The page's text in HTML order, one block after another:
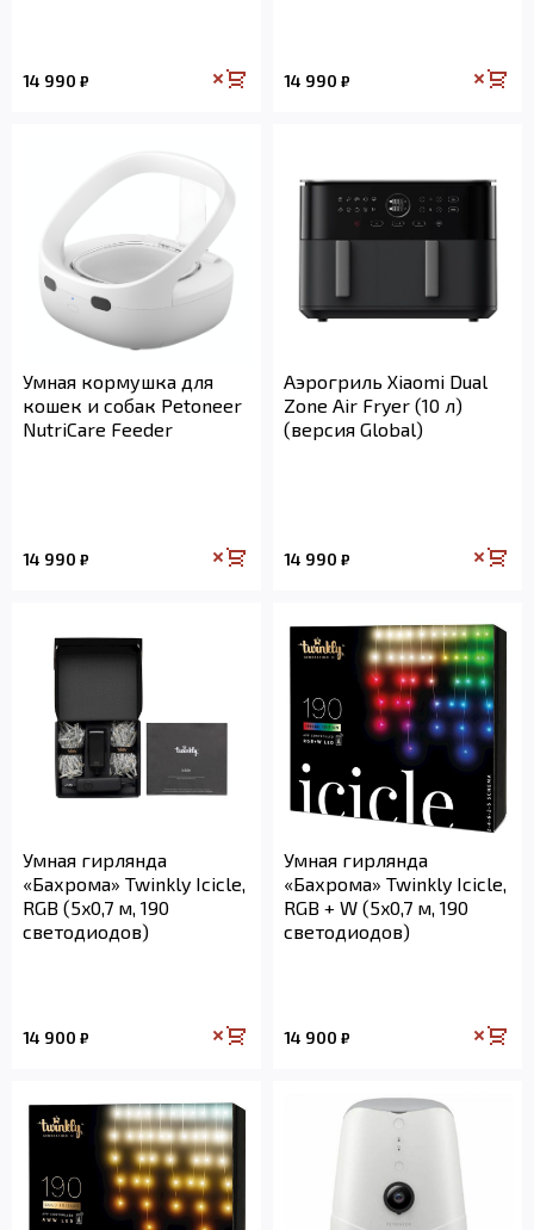
14 990 ₽ 14 990 ₽
Умная кормушка для
кошек и собак Petoneer
NutriCare Feeder
14 990 ₽
Аэрогриль Xiaomi Dual
Zone Air Fryer (10 л)
(версия Global)
14 990 ₽
Умная гирлянда
«Бахрома» Twinkly Icicle,
RGB (5x0,7 м, 190
светодиодов)
14 900 ₽
Умная гирлянда
«Бахрома» Twinkly Icicle,
RGB + W (5x0,7 м, 190
светодиодов)
14 900 ₽